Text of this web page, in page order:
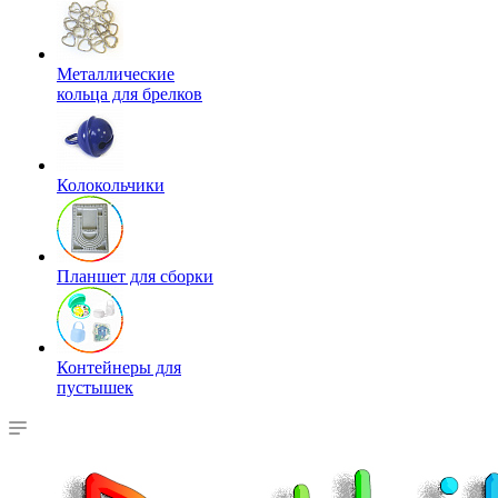
Металлические
кольца для брелков
Колокольчики
Планшет для сборки
Контейнеры для
пустышек